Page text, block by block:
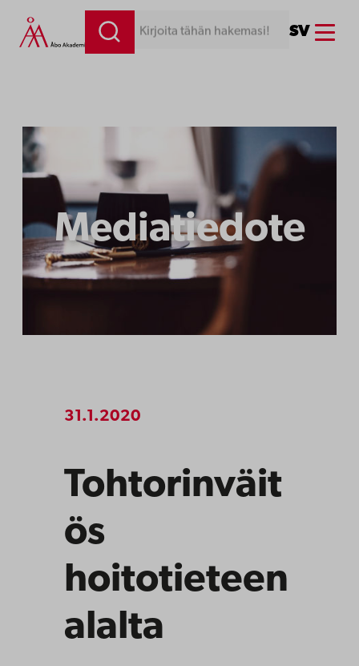
Siirry
sisältöön
Kirjoita tähän hakemasi! SV Menu
Mediatiedote
31.1.2020
Tohtorinväit
ös
hoitotieteen
alalta